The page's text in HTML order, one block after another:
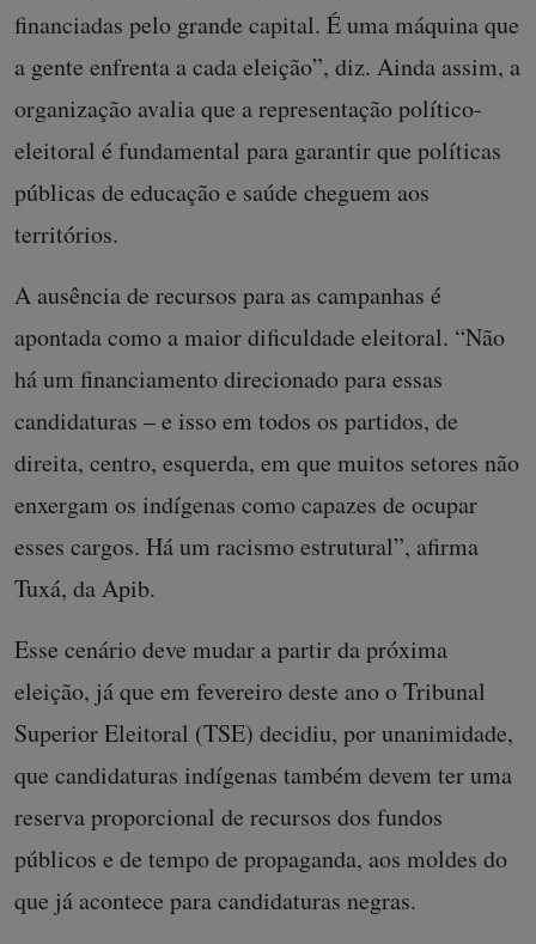
financiadas pelo grande capital. É uma máquina que
a gente enfrenta a cada eleição”, diz. Ainda assim, a
organização avalia que a representação político-
eleitoral é fundamental para garantir que políticas
públicas de educação e saúde cheguem aos
territórios.
A ausência de recursos para as campanhas é
apontada como a maior dificuldade eleitoral. “Não
há um financiamento direcionado para essas
candidaturas – e isso em todos os partidos, de
direita, centro, esquerda, em que muitos setores não
enxergam os indígenas como capazes de ocupar
esses cargos. Há um racismo estrutural”, afirma
Tuxá, da Apib.
Esse cenário deve mudar a partir da próxima
eleição, já que em fevereiro deste ano o Tribunal
Superior Eleitoral (TSE) decidiu, por unanimidade,
que candidaturas indígenas também devem ter uma
reserva proporcional de recursos dos fundos
públicos e de tempo de propaganda, aos moldes do
que já acontece para candidaturas negras.